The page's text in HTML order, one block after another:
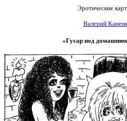
Эротические
Валерий
«Гусар под домашним